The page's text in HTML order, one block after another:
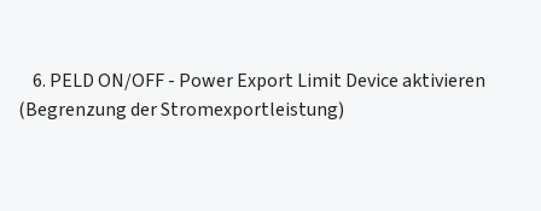
6. PELD ON/OFF - Power Export Limit Device aktivieren
(Begrenzung der Stromexportleistung)